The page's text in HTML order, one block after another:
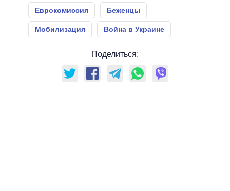
Еврокомиссия Беженцы
Мобилизация Война в Украине
Поделиться: